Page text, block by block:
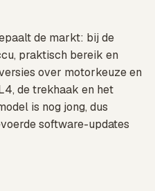
de markt: bij de
praktisch bereik en
over motorkeuze en
de trekhaak en het
is nog jong, dus
software-updates